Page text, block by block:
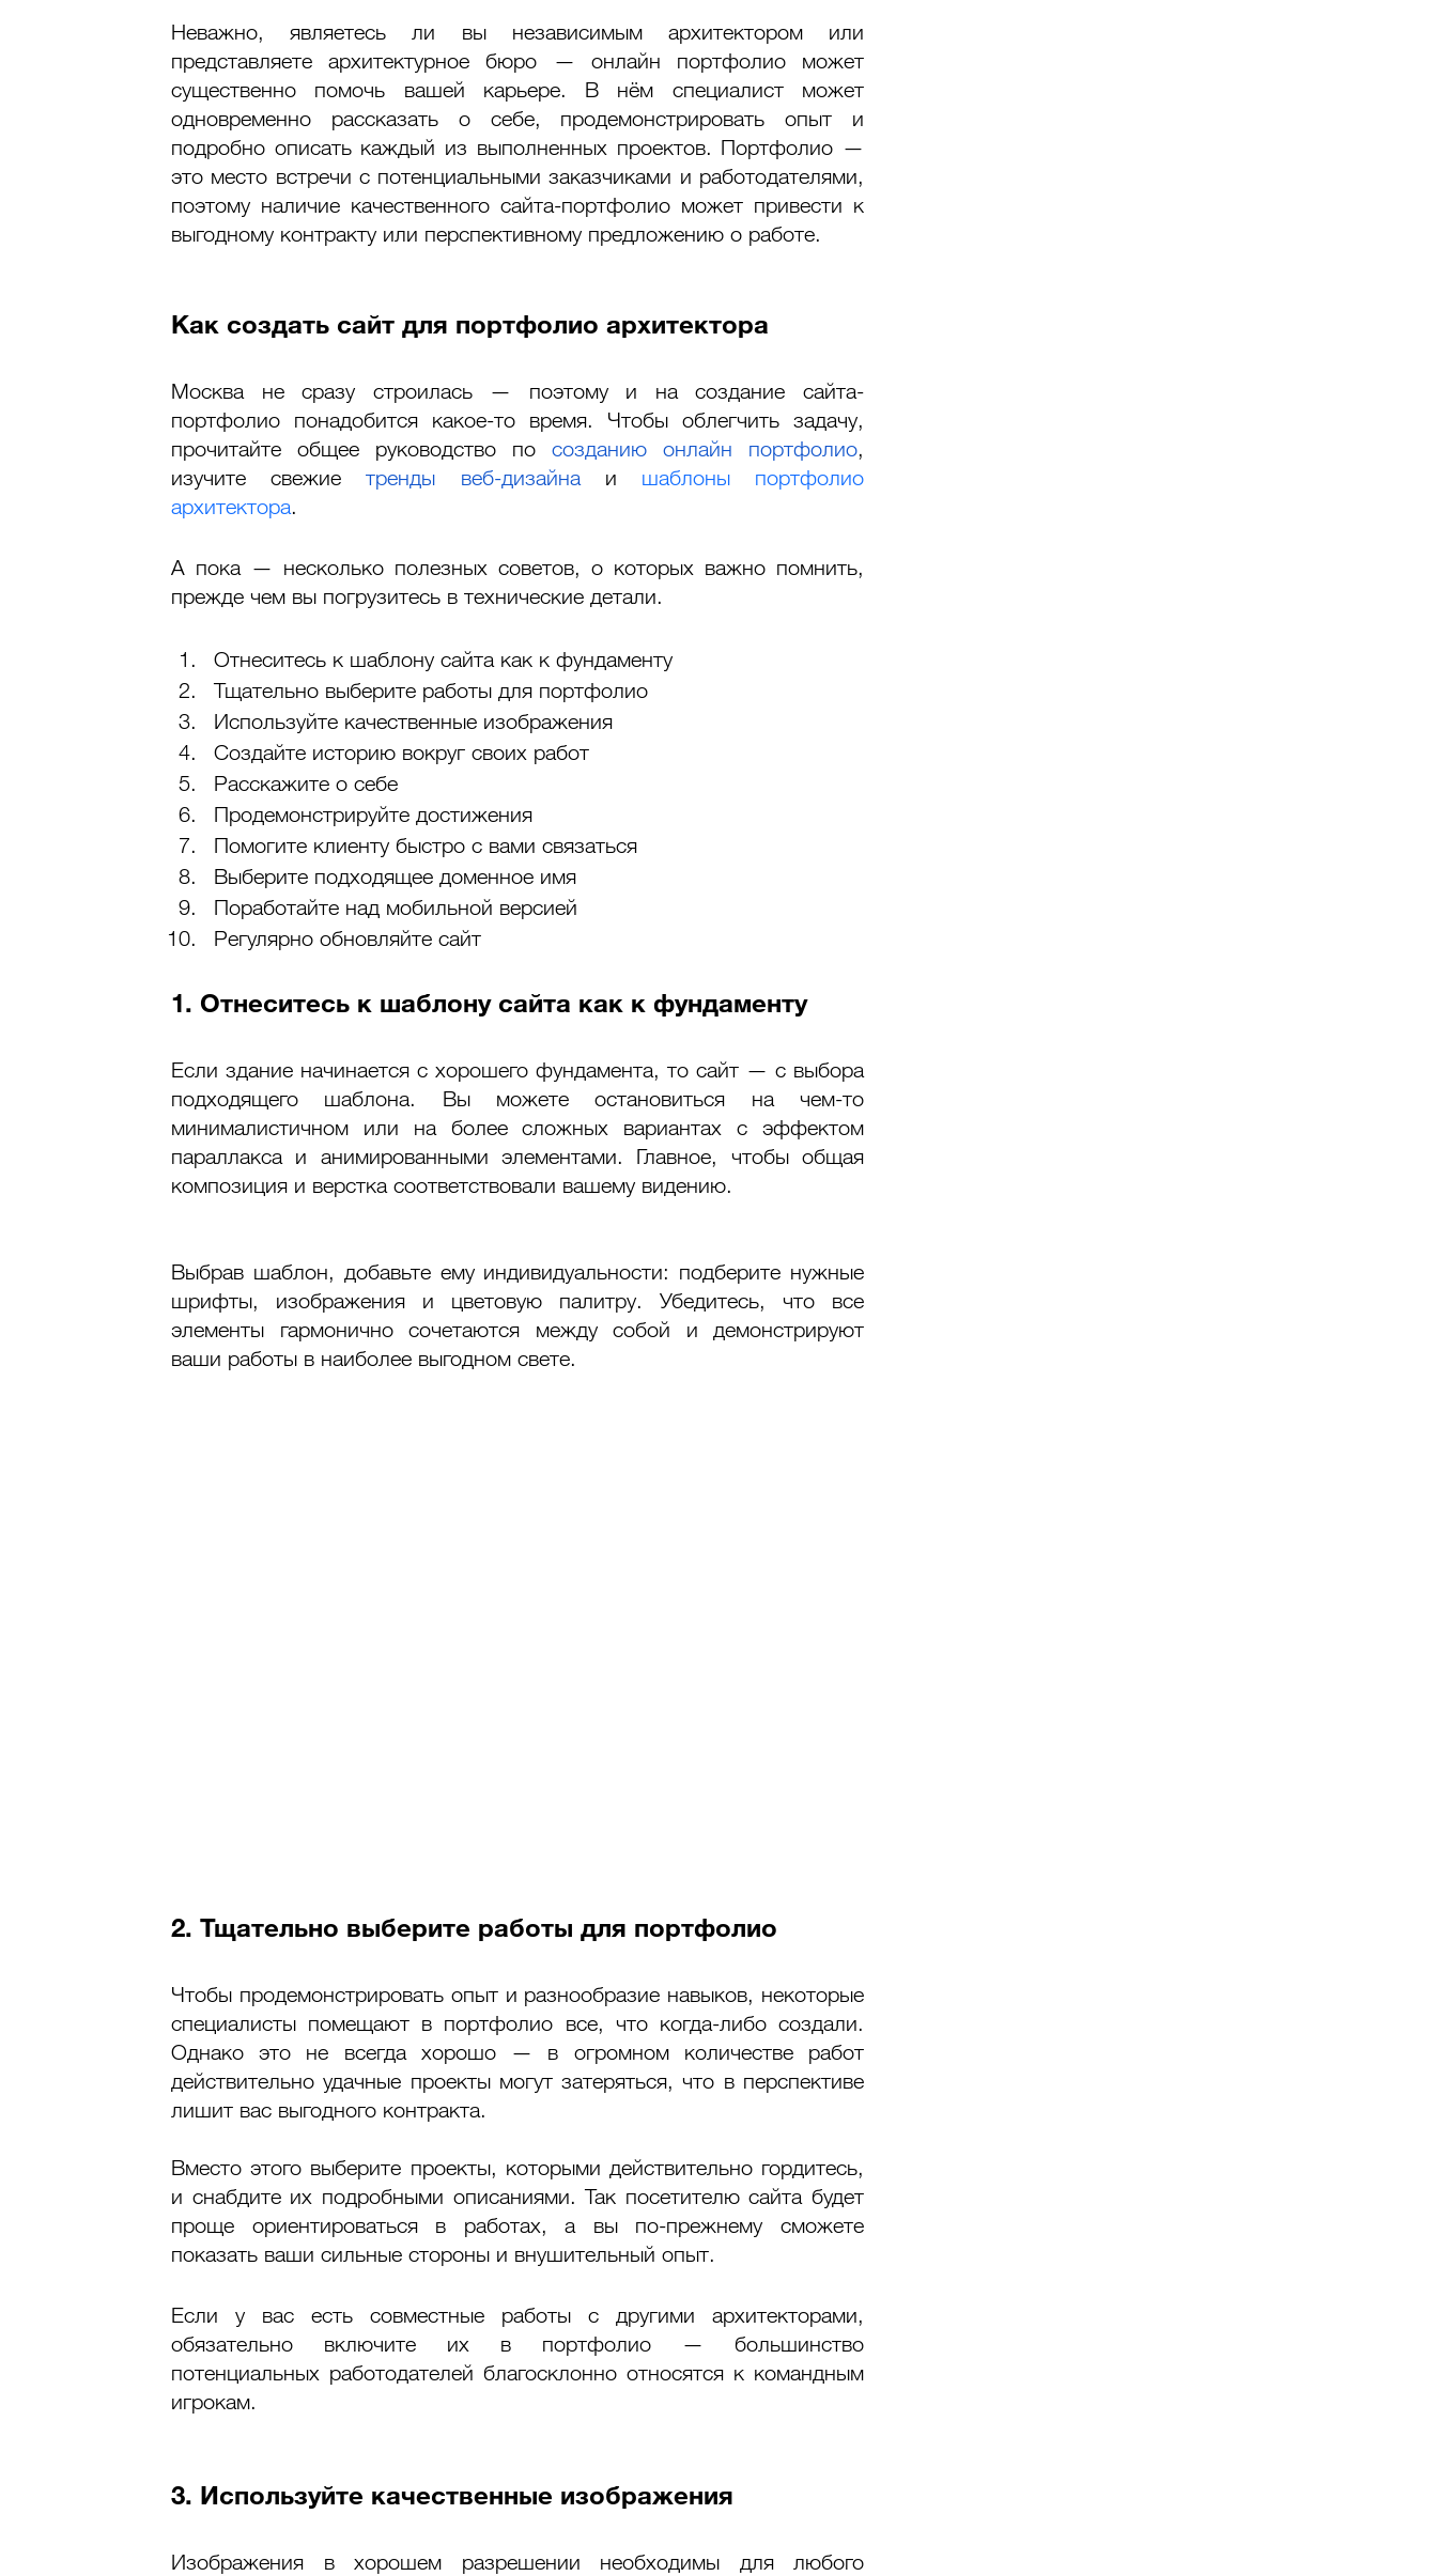
Неважно, являетесь ли вы независимым архитектором или
представляете архитектурное бюро — онлайн портфолио может
существенно помочь вашей карьере. В нём специалист может
одновременно рассказать о себе, продемонстрировать опыт и
подробно описать каждый из выполненных проектов. Портфолио —
это место встречи с потенциальными заказчиками и работодателями,
поэтому наличие качественного сайта-портфолио может привести к
выгодному контракту или перспективному предложению о работе.
Как создать сайт для портфолио архитектора
Москва не сразу строилась — поэтому и на создание сайта-
портфолио понадобится какое-то время. Чтобы облегчить задачу,
прочитайте общее руководство по созданию онлайн портфолио,
изучите свежие тренды веб-дизайна и шаблоны портфолио
архитектора.
А пока — несколько полезных советов, о которых важно помнить,
прежде чем вы погрузитесь в технические детали.
Отнеситесь к шаблону сайта как к фундаменту
Тщательно выберите работы для портфолио
Используйте качественные изображения
Создайте историю вокруг своих работ
Расскажите о себе
Продемонстрируйте достижения
Помогите клиенту быстро с вами связаться
Выберите подходящее доменное имя
Поработайте над мобильной версией
Регулярно обновляйте сайт
1. Отнеситесь к шаблону сайта как к фундаменту
Если здание начинается с хорошего фундамента, то сайт — с выбора
подходящего шаблона. Вы можете остановиться на чем-то
минималистичном или на более сложных вариантах с эффектом
параллакса и анимированными элементами. Главное, чтобы общая
композиция и верстка соответствовали вашему видению.
Выбрав шаблон, добавьте ему индивидуальности: подберите нужные
шрифты, изображения и цветовую палитру. Убедитесь, что все
элементы гармонично сочетаются между собой и демонстрируют
ваши работы в наиболее выгодном свете.
2. Тщательно выберите работы для портфолио
Чтобы продемонстрировать опыт и разнообразие навыков, некоторые
специалисты помещают в портфолио все, что когда-либо создали.
Однако это не всегда хорошо — в огромном количестве работ
действительно удачные проекты могут затеряться, что в перспективе
лишит вас выгодного контракта.
Вместо этого выберите проекты, которыми действительно гордитесь,
и снабдите их подробными описаниями. Так посетителю сайта будет
проще ориентироваться в работах, а вы по-прежнему сможете
показать ваши сильные стороны и внушительный опыт.
Если у вас есть совместные работы с другими архитекторами,
обязательно включите их в портфолио — большинство
потенциальных работодателей благосклонно относятся к командным
игрокам.
3. Используйте качественные изображения
Изображения в хорошем разрешении необходимы для любого